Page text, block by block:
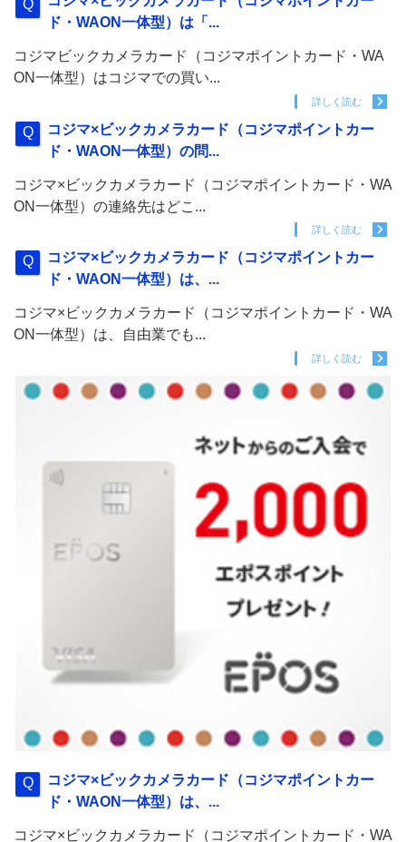
ド・WAON一体型）は「...
コジマビックカメラカード（コジマポイントカード・WA
ON一体型）はコジマでの買い...
詳しく読む
コジマ×ビックカメラカード（コジマポイントカー
ド・WAON一体型）の問...
コジマ×ビックカメラカード（コジマポイントカード・WA
ON一体型）の連絡先はどこ...
詳しく読む
コジマ×ビックカメラカード（コジマポイントカー
ド・WAON一体型）は、...
コジマ×ビックカメラカード（コジマポイントカード・WA
ON一体型）は、自由業でも...
詳しく読む
コジマ×ビックカメラカード（コジマポイントカー
ド・WAON一体型）は、...
コジマ×ビックカメラカード（コジマポイントカード・WA